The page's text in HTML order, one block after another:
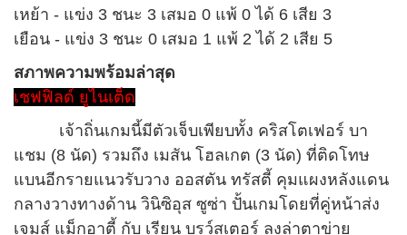
เหย้า - แข่ง 3 ชนะ 3 เสมอ 0 แพ้ 0 ได้ 6 เสีย 3
เยือน - แข่ง 3 ชนะ 0 เสมอ 1 แพ้ 2 ได้ 2 เสีย 5
สภาพความพร้อมล่าสุด
เชฟฟิลด์ ยูไนเต็ด
เจ้าถิ่นเกมนี้มีตัวเจ็บเพียบทั้ง คริสโตเฟอร์ บา
แชม (8 นัด) รวมถึง เมสัน โฮลเกต (3 นัด) ที่ติดโทษ
แบนอีกรายแนวรับวาง ออสตัน ทรัสตี้ คุมแผงหลังแดน
กลางวางทางด้าน วินิซิอุส ซูซ่า ปั้นเกมโดยที่คู่หน้าส่ง
เจมส์ แม็กอาตี้ กับ เรียน บรูว์สเตอร์ ลงล่าตาข่าย